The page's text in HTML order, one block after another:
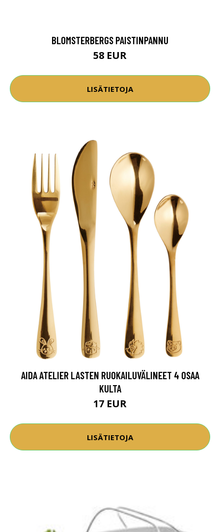
BLOMSTERBERGS PAISTINPANNU
58 EUR
LISÄTIETOJA
AIDA ATELIER LASTEN RUOKAILUVÄLINEET 4 OSAA
KULTA
17 EUR
LISÄTIETOJA